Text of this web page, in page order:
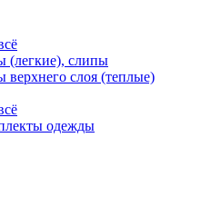
(легкие), слипы
верхнего слоя (теплые)
одежды